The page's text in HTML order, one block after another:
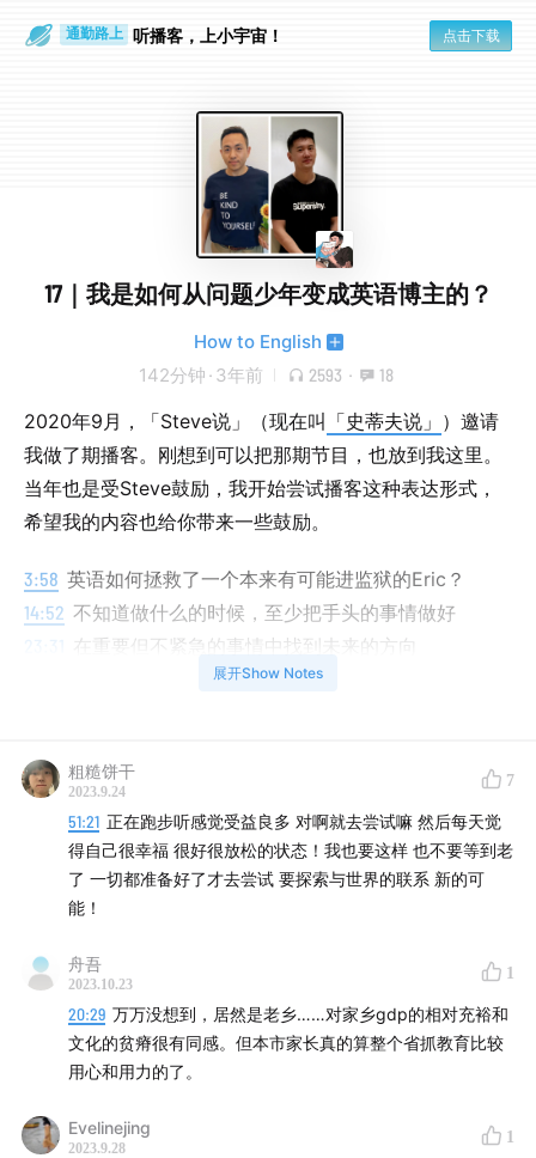
通勤路上 听播客，上小宇宙！ 点击下载
17｜我是如何从问题少年变成英语博主的？
How to English
142分钟 · 3年前 2593 · 18
2020年9月，「Steve说」（现在叫 「史蒂夫说」 ）邀请
我做了期播客。刚想到可以把那期节目，也放到我这里。
当年也是受Steve鼓励，我开始尝试播客这种表达形式，
希望我的内容也给你带来一些鼓励。
3:58 英语如何拯救了一个本来有可能进监狱的Eric？
14:52 不知道做什么的时候，至少把手头的事情做好
在重要但不紧急的事情中找到未来的方向
因为热爱，无需坚持
64:32 不敢暴露自己的错误是进步的最大障碍
怎样面对他人的嘲笑和恶意？
Eric今年最推荐的3本书
为什么人在终极问题上太依赖理性思考
102:59走入心灵荒漠才能找到个人信仰
展开Show Notes
粗糙饼干
2023.9.24
7
51:21 正在跑步听感觉受益良多 对啊就去尝试嘛 然后每天觉
得自己很幸福 很好很放松的状态！我也要这样 也不要等到老
了 一切都准备好了才去尝试 要探索与世界的联系 新的可
能！
舟吾
2023.10.23
1
20:29 万万没想到，居然是老乡……对家乡gdp的相对充裕和
文化的贫瘠很有同感。但本市家长真的算整个省抓教育比较
用心和用力的了。
Evelinejing
2023.9.28
1